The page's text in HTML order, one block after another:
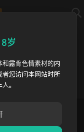
系列、足球宝贝
。梅西、C罗、内
辑，想看最带感的
豆不打烊！
岁
露骨色情素材的内
您访问本网站时所
。